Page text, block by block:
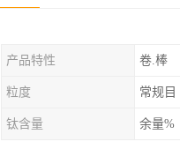
产品特性 卷.棒
粒度 常规目
钛含量 余量%